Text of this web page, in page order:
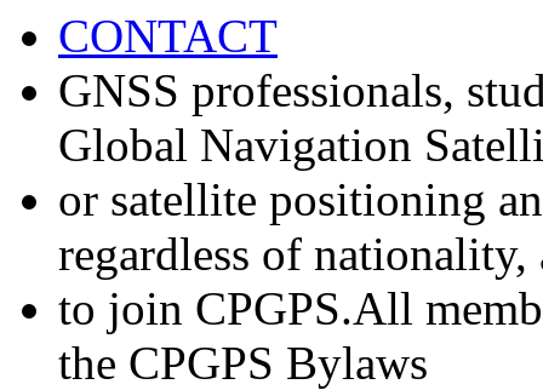
CONTACT
GNSS professionals,
Global Navigation
or satellite positioning
regardless of nationality,
to join CPGPS.All
the CPGPS Bylaws